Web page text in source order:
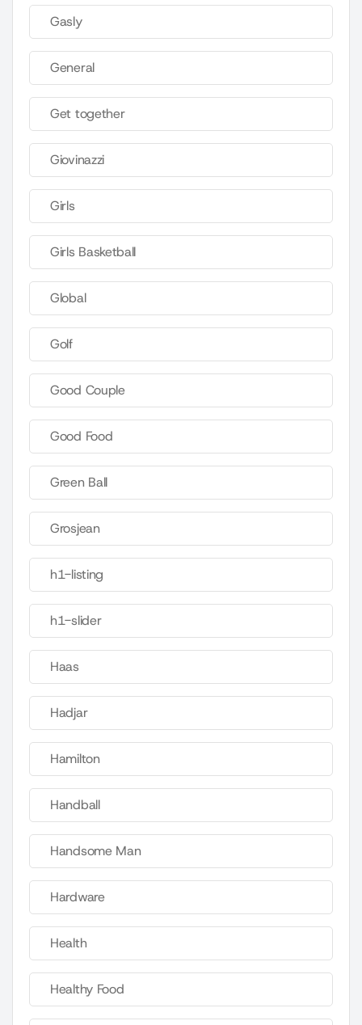
Gasly
General
Get together
Giovinazzi
Girls
Girls Basketball
Global
Golf
Good Couple
Good Food
Green Ball
Grosjean
h1-listing
h1-slider
Haas
Hadjar
Hamilton
Handball
Handsome Man
Hardware
Health
Healthy Food